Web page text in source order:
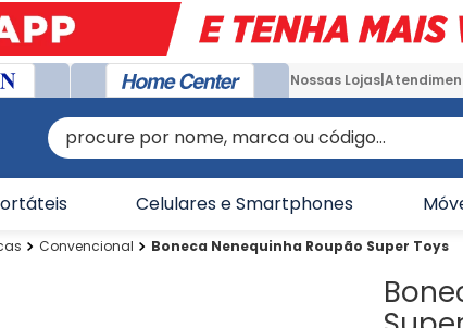
Nossas Lojas
procure por nome, marca ou código...
Celulares e Smartphones
Convencional Boneca Nenequinha Roupão Super Toys